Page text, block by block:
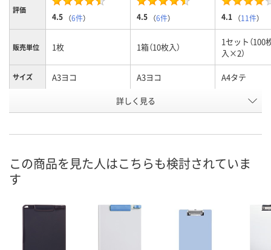
評価
4.5 （6件） 4.5 （6件） 4.1 （11件）
販売単位 1枚 1箱（10枚入）
1セット（100
入×2）
サイズ A3ヨコ A3ヨコ A4タテ
コーティングあり コーティン
U455572 U456627 U456631
在庫 あり あり 7点
お届け日
詳しく見る
この商品を見た人はこちらも検討されていま
す